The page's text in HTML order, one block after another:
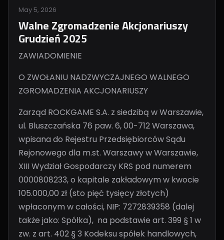
May 5, 2026
Walne Zgromadzenie Akcjonariuszy
Grudzień 2025
ZAWIADOMIENIE
O ZWOŁANIU NADZWYCZAJNEGO WALNEGO
ZGROMADZENIA AKCJONARIUSZY
Zarząd ROCKGAME S.A. z siedzibą w Warszawie,
ul. Bluszczańska 76 paw. 6, 00-712 Warszawa,
wpisana do Rejestru Przedsiębiorców Sądu
Rejonowego dla m.st. Warszawy w Warszawie,
XIII Wydział Gospodarczy KRS pod numerem
0000808233, o kapitale zakładowym w kwocie
105.000,00 zł (sto pięć tysięcy złotych)
wpłaconym w całości, NIP: 7272839358 (dalej
także jako: Spółka), na podstawie art. 399 § 1 w
zw. z art. 402 § 3 Kodeksu spółek handlowych,